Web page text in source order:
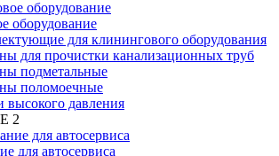
оборудование
для клинингового оборудования
для прочистки канализационных труб
подметальные
поломоечные
давления
2
для автосервиса